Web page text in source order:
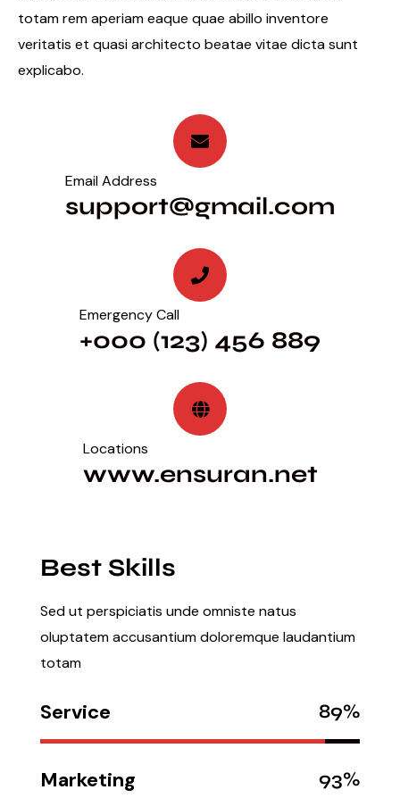
totam rem aperiam eaque quae abillo inventore
veritatis et quasi architecto beatae vitae dicta sunt
explicabo.
Email Address
support@gmail.com
Emergency Call
+000 (123) 456 889
Locations
www.ensuran.net
Best Skills
Sed ut perspiciatis unde omniste natus
oluptatem accusantium doloremque laudantium
totam
Service 89%
Marketing 93%